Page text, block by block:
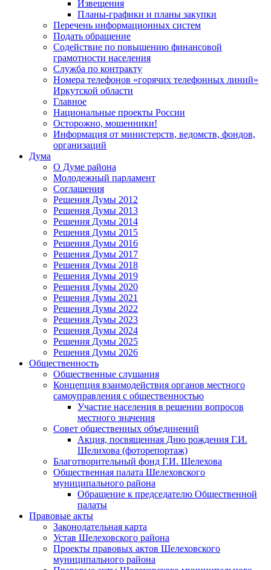
Извещения
Планы-графики и планы закупки
Перечень информационных систем
Подать обращение
Содействие по повышению финансовой
грамотности населения
Служба по контракту
Номера телефонов «горячих телефонных линий»
Иркутской области
Главное
Национальные проекты России
Осторожно, мошенники!
Информация от министерств, ведомств, фондов,
организаций
Дума
О Думе района
Молодежный парламент
Соглашения
Решения Думы 2012
Решения Думы 2013
Решения Думы 2014
Решения Думы 2015
Решения Думы 2016
Решения Думы 2017
Решения Думы 2018
Решения Думы 2019
Решения Думы 2020
Решения Думы 2021
Решения Думы 2022
Решения Думы 2023
Решения Думы 2024
Решения Думы 2025
Решения Думы 2026
Общественность
Общественные слушания
Концепция взаимодействия органов местного
самоуправления с общественностью
Участие населения в решении вопросов
местного значения
Совет общественных объединений
Акция, посвященная Дню рождения Г.И.
Шелихова (фоторепортаж)
Благотворительный фонд Г.И. Шелехова
Общественная палата Шелеховского
муниципального района
Обращение к председателю Общественной
палаты
Правовые акты
Законодательная карта
Устав Шелеховского района
Проекты правовых актов Шелеховского
муниципального района